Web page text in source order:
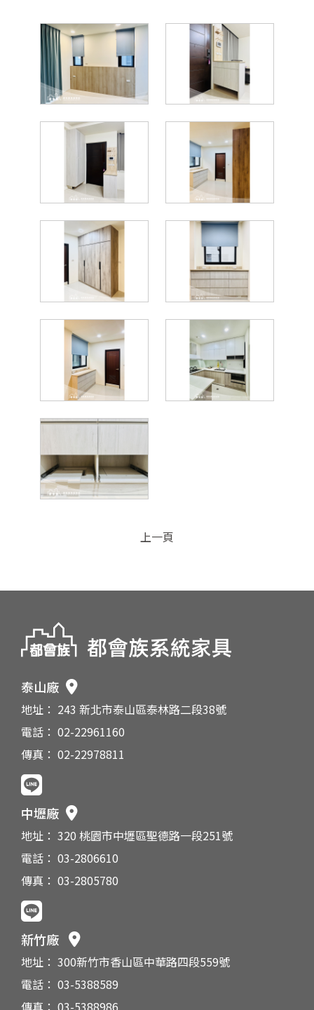
上一頁
泰山廠
地址： 243 新北市泰山區泰林路二段38號
電話： 02-22961160
傳真： 02-22978811
中壢廠
地址： 320 桃園市中壢區聖德路一段251號
電話： 03-2806610
傳真： 03-2805780
新竹廠
地址： 300新竹市香山區中華路四段559號
電話： 03-5388589